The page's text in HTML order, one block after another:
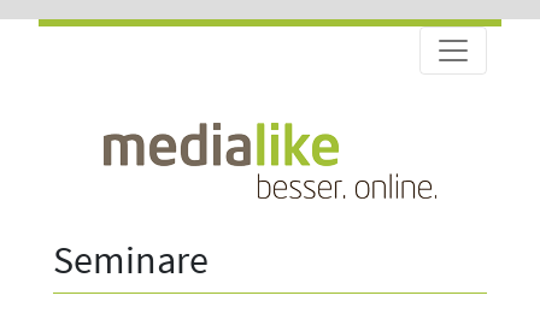
Seminare